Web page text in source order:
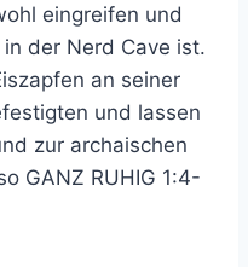
eingreifen und
der Nerd Cave ist.
an seiner
und lassen
zur archaischen
GANZ RUHIG 1:4-